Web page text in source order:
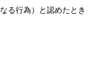
る行為）と認めたとき